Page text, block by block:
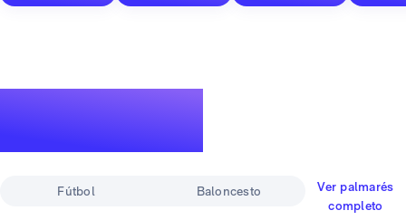
Fútbol Baloncesto
Ver palmarés
completo